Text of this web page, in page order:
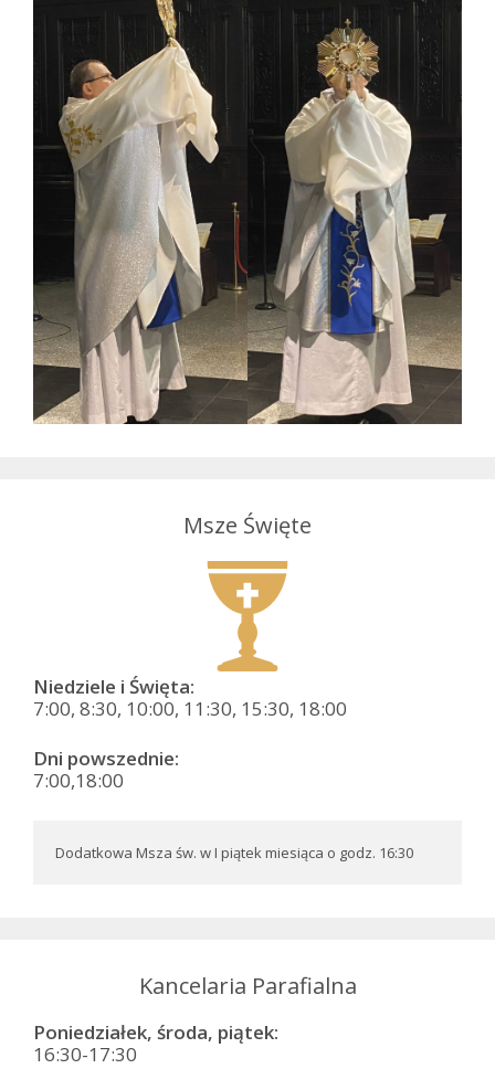
Msze Święte
Niedziele i Święta:
7:00, 8:30, 10:00, 11:30, 15:30, 18:00
Dni powszednie:
7:00,18:00
Dodatkowa Msza św. w I piątek miesiąca o godz. 16:30
Kancelaria Parafialna
Poniedziałek, środa, piątek:
16:30-17:30